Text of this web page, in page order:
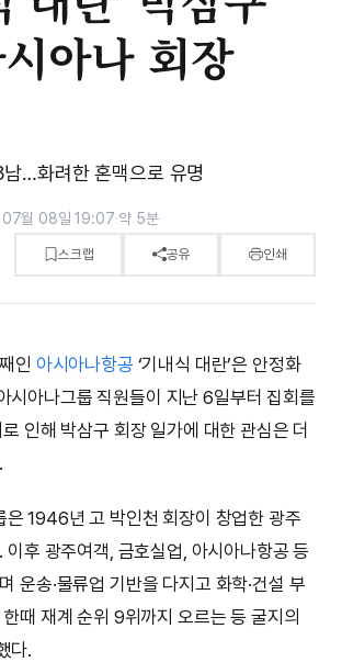
아나 회장
…화려한 혼맥으로 유명
07월 08일 19:07·약 5분
스크랩 공유 인쇄
인 아시아나항공 ‘기내식 대란’은 안정화
시아나그룹 직원들이 지난 6일부터 집회를
인해 박삼구 회장 일가에 대한 관심은 더
은 1946년 고 박인천 회장이 창업한 광주
이후 광주여객, 금호실업, 아시아나항공 등
운송·물류업 기반을 다지고 화학·건설 부
때 재계 순위 9위까지 오르는 등 굴지의
다.